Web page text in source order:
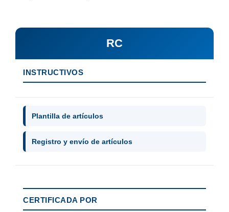
RC
INSTRUCTIVOS
Plantilla de artículos
Registro y envío de artículos
CERTIFICADA POR